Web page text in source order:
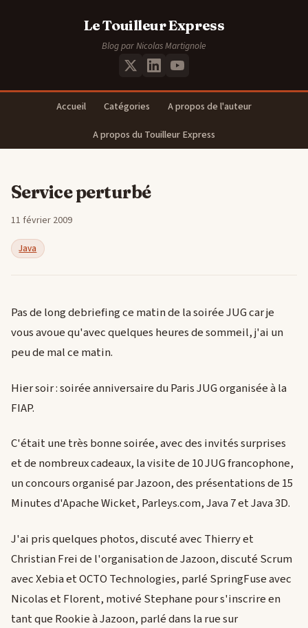
Le Touilleur Express
Blog par Nicolas Martignole
Accueil Catégories
A propos de l'auteur
A propos du Touilleur Express
Service perturbé
11 février 2009
Java
Pas de long debriefing ce matin de la soirée JUG car je
vous avoue qu'avec quelques heures de sommeil, j'ai un
peu de mal ce matin.
Hier soir : soirée anniversaire du Paris JUG organisée à la
FIAP.
C'était une très bonne soirée, avec des invités surprises
et de nombreux cadeaux, la visite de 10 JUG francophone,
un concours organisé par Jazoon, des présentations de 15
Minutes d'Apache Wicket, Parleys.com, Java 7 et Java 3D.
J'ai pris quelques photos, discuté avec Thierry et
Christian Frei de l'organisation de Jazoon, discuté Scrum
avec Xebia et OCTO Technologies, parlé SpringFuse avec
Nicolas et Florent, motivé Stephane pour s'inscrire en
tant que Rookie à Jazoon, parlé dans la rue sur